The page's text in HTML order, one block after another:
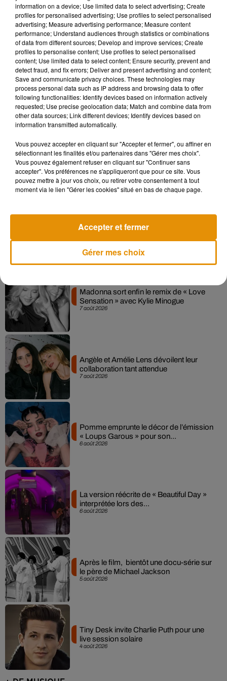
Des projets en cours
Autodidacte fan de Florence Foresti ou encore de Jonathan
Cohen, Maria Moreno n’a commencé à publier ses vidéos
qu’il y a un an. Et désormais, elle se fixe l’objectif d’en sortir
une par jour :
« je n’ai jamais eu de problème d’inspiration
mais ça me demande beaucoup de temps, voilà pourquoi je
ne me consacre plus qu’à ça pour voir jusqu’où ça peut me
mener. »
Maria Moreno voit justement plus loin et aimerait, à l’avenir,
d’ailleurs réalisé, écrit et produitun court-métragesur la
phobie sociale et scolaire cet été. Une œuvre, à l’inverse,
tout, sauf comique.« C’est plus facile d’écrire sur mon
quotidien, et hyper difficile d’écrire et faire quelque chose de
drôle. Mais c’est un challenge que j’ai envie de tester dans
7 août 2026
Madonna sort enfin le remix de « Love
Sensation » avec Kylie Minogue
7 août 2026
Angèle et Amélie Lens dévoilent leur
collaboration tant attendue
6 août 2026
Pomme emprunte le décor de l’émission
« Loups Garous » pour son...
6 août 2026
La version réécrite de « Beautiful Day »
interprétée lors des...
5 août 2026
Après le film, bientôt une docu-série sur
le père de Michael Jackson
4 août 2026
Tiny Desk invite Charlie Puth pour une
live session solaire
information on a device; Use limited data to select advertising; Create
profiles for personalised advertising; Use profiles to select personalised
advertising; Measure advertising performance; Measure content
performance; Understand audiences through statistics or combinations
of data from different sources; Develop and improve services; Create
profiles to personalise content; Use profiles to select personalised
content; Use limited data to select content; Ensure security, prevent and
detect fraud, and fix errors; Deliver and present advertising and content;
Save and communicate privacy choices. These technologies may
process personal data such as IP address and browsing data to offer
following functionalities: Identify devices based on information actively
requested; Use precise geolocation data; Match and combine data from
other data sources; Link different devices; Identify devices based on
information transmitted automatically.
Vous pouvez accepter en cliquant sur "Accepter et fermer", ou affiner en
sélectionnant les finalités et/ou partenaires dans "Gérer mes choix".
Vous pouvez également refuser en cliquant sur "Continuer sans
accepter". Vos préférences ne s'appliqueront que pour ce site. Vous
pouvez mettre à jour vos choix, ou retirer votre consentement à tout
moment via le lien "Gérer les cookies" situé en bas de chaque page.
Gérer mes choix
Accepter et fermer